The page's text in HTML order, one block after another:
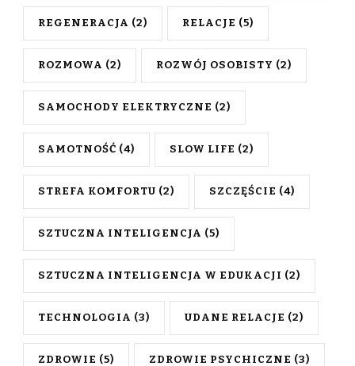
REGENERACJA (2) RELACJE (5)
ROZMOWA (2) ROZWÓJ OSOBISTY (2)
SAMOCHODY ELEKTRYCZNE (2)
SAMOTNOŚĆ (4) SLOW LIFE (2)
STREFA KOMFORTU (2) SZCZĘŚCIE (4)
SZTUCZNA INTELIGENCJA (5)
SZTUCZNA INTELIGENCJA W EDUKACJI (2)
TECHNOLOGIA (3) UDANE RELACJE (2)
ZDROWIE (5) ZDROWIE PSYCHICZNE (3)